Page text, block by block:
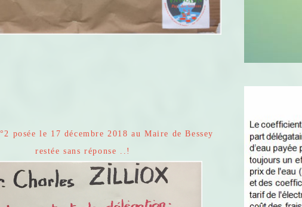
posée le 17 décembre 2018 au Maire de Bessey
restée sans réponse ..!